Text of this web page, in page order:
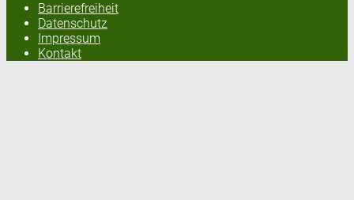
Barrierefreiheit
Datenschutz
Impressum
Kontakt